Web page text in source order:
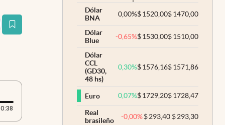
Duración: 38 segundos
Dólar
BNA
0,00%$1520,00$1470,00
Dólar
Blue
-0,65%$1530,00$1510,00
Dólar
CCL
(GD30,
48 hs)
0,30%$1576,16$1571,86
Euro 0,07%$1729,20$1728,47
Real
brasileño
-0,00% $293,40 $293,30